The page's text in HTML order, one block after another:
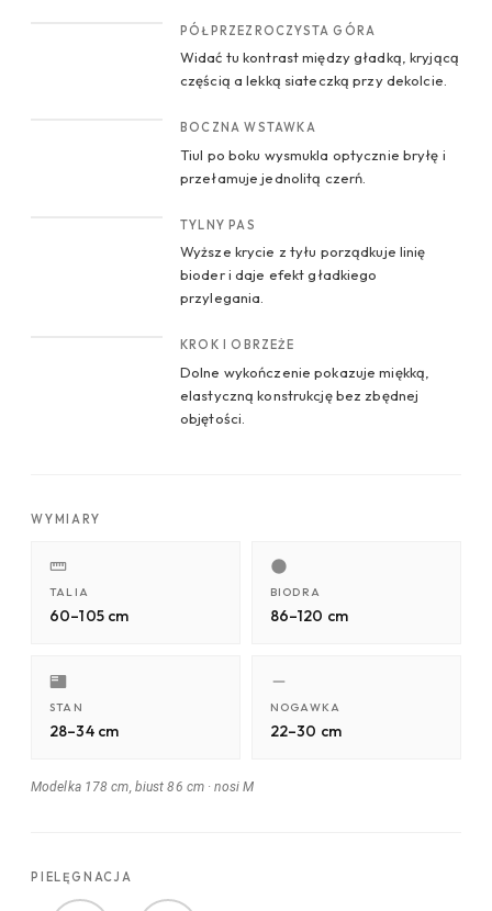
PÓŁPRZEZROCZYSTA GÓRA
Widać tu kontrast między gładką, kryjącą
częścią a lekką siateczką przy dekolcie.
BOCZNA WSTAWKA
Tiul po boku wysmukla optycznie bryłę i
przełamuje jednolitą czerń.
TYLNY PAS
Wyższe krycie z tyłu porządkuje linię
bioder i daje efekt gładkiego
przylegania.
KROK I OBRZEŻE
Dolne wykończenie pokazuje miękką,
elastyczną konstrukcję bez zbędnej
objętości.
WYMIARY
TALIA
60–105 cm
BIODRA
86–120 cm
STAN
28–34 cm
NOGAWKA
22–30 cm
Modelka 178 cm, biust 86 cm ·nosi M
PIELĘGNACJA